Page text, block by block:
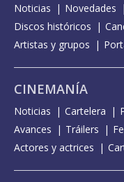
Noticias Novedades
Discos históricos
Artistas y grupos
CINEMANÍA
Noticias Cartelera
Avances
Tráilers
Actores y actrices